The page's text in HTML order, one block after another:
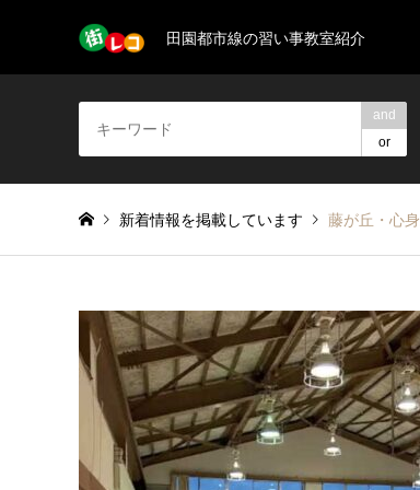
田園都市線の習い事教室紹介
and
or
新着情報を掲載しています 藤が丘・心